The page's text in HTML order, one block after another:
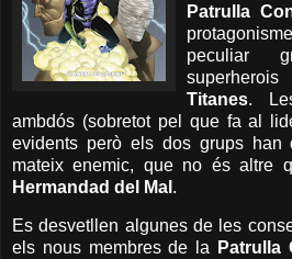
Patrulla
peculiar
Titanes.
ambdós (sobretot pel que fa al
evidents però els dos grups
mateix enemic, que no és altre
Hermandad del Mal .
Es desvetllen algunes de les
els nous membres de
la Patrulla